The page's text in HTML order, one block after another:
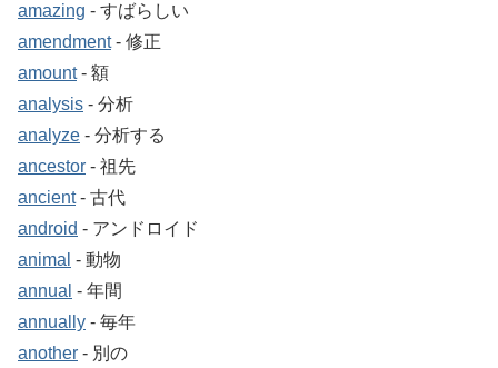
amazing ‐ すばらしい
amendment‐ 修正
amount‐ 額
analysis ‐ 分析
analyze ‐ 分析する
ancestor ‐ 祖先
ancient‐ 古代
android ‐ アンドロイド
animal ‐ 動物
annual ‐ 年間
annually ‐ 毎年
another ‐ 別の